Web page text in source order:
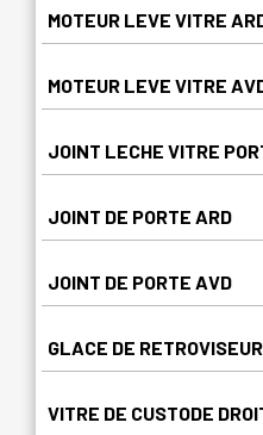
MOTEUR LEVE VITRE
MOTEUR LEVE VITRE
JOINT LECHE VITRE
JOINT DE PORTE ARD
JOINT DE PORTE AVD
GLACE DE
VITRE DE CUSTODE